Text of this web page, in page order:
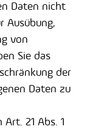
Daten nicht
Ausübung,
von
Sie das
der
Daten zu
21 Abs. 1